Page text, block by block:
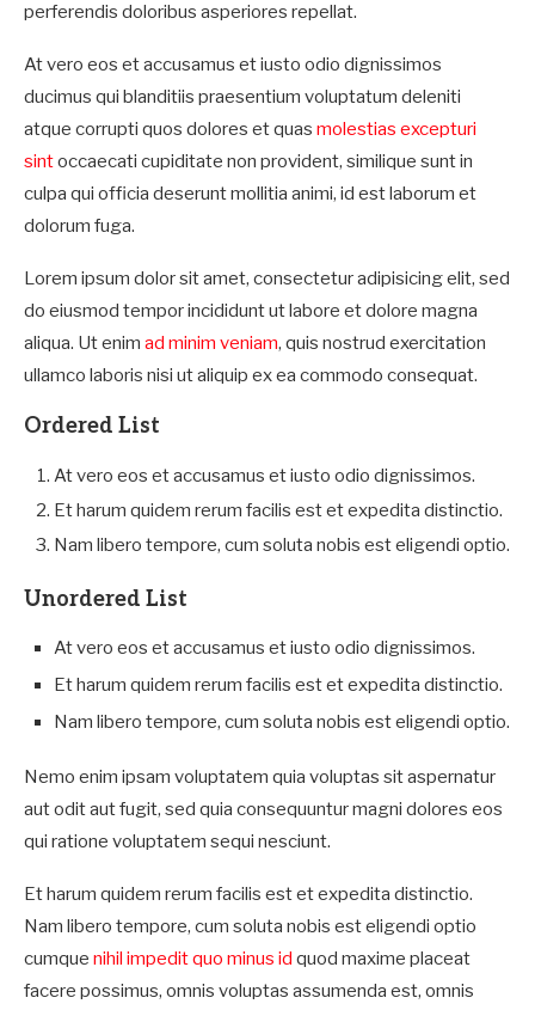
perferendis doloribus asperiores repellat.
At vero eos et accusamus et iusto odio dignissimos
ducimus qui blanditiis praesentium voluptatum deleniti
atque corrupti quos dolores et quas molestias excepturi
sintoccaecati cupiditate non provident, similique sunt in
culpa qui officia deserunt mollitia animi, id est laborum et
dolorum fuga.
Lorem ipsum dolor sit amet, consectetur adipisicing elit, sed
do eiusmod tempor incididunt ut labore et dolore magna
aliqua. Ut enim ad minim veniam, quis nostrud exercitation
ullamco laboris nisi ut aliquip ex ea commodo consequat.
Ordered List
At vero eos et accusamus et iusto odio dignissimos.
Et harum quidem rerum facilis est et expedita distinctio.
Nam libero tempore, cum soluta nobis est eligendi optio.
Unordered List
At vero eos et accusamus et iusto odio dignissimos.
Et harum quidem rerum facilis est et expedita distinctio.
Nam libero tempore, cum soluta nobis est eligendi optio.
Nemo enim ipsam voluptatem quia voluptas sit aspernatur
aut odit aut fugit, sed quia consequuntur magni dolores eos
qui ratione voluptatem sequi nesciunt.
Et harum quidem rerum facilis est et expedita distinctio.
Nam libero tempore, cum soluta nobis est eligendi optio
cumque nihil impedit quo minus id quod maxime placeat
facere possimus, omnis voluptas assumenda est, omnis